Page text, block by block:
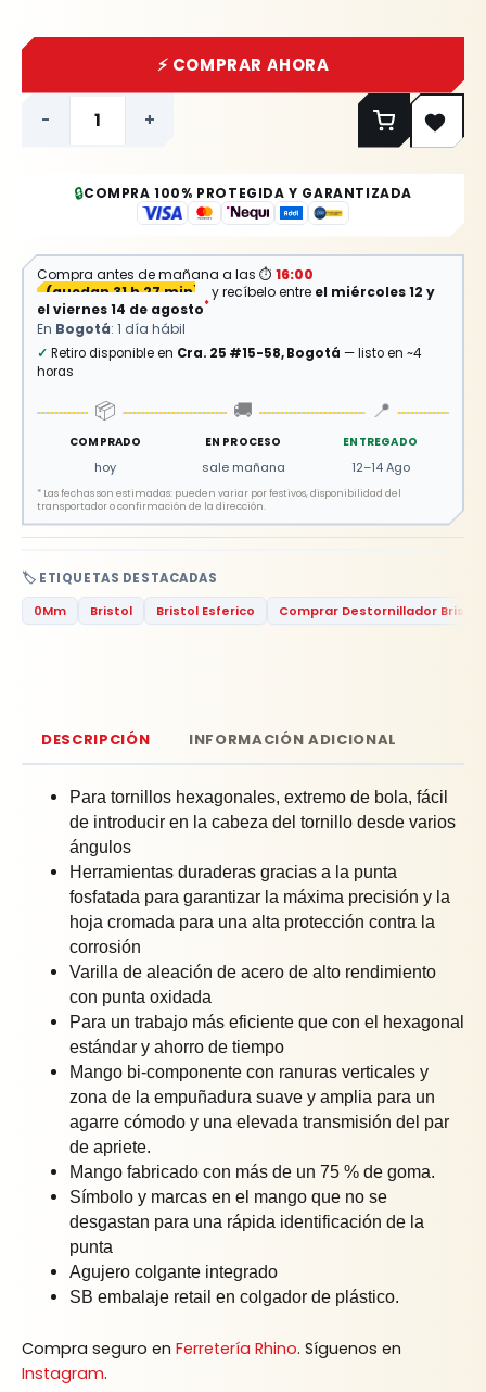
- +
⚡ COMPRAR AHORA
🏷️ ETIQUETAS DESTACADAS
0Mm
Bristol Bristol Esferico Comprar Destornillador Bristol
🔒COMPRA 100% PROTEGIDA Y GARANTIZADA
Compra antes de mañana a las ⏱ 16:00
(quedan 31 h 27 min) y recíbelo entre el miércoles 12 y
el viernes 14 de agosto*
En Bogotá: 1 día hábil
✓ Retiro disponible en Cra. 25 #15-58, Bogotá — listo en ~4
horas
📦
COMPRADO
hoy
🚚
EN PROCESO
sale mañana
📍
ENTREGADO
12–14 Ago
* Las fechas son estimadas: pueden variar por festivos, disponibilidad del
transportador o confirmación de la dirección.
DESCRIPCIÓN INFORMACIÓN ADICIONAL
Para tornillos hexagonales, extremo de bola, fácil
de introducir en la cabeza del tornillo desde varios
ángulos
Herramientas duraderas gracias a la punta
fosfatada para garantizar la máxima precisión y la
hoja cromada para una alta protección contra la
corrosión
Varilla de aleación de acero de alto rendimiento
con punta oxidada
Para un trabajo más eficiente que con el hexagonal
estándar y ahorro de tiempo
Mango bi-componente con ranuras verticales y
zona de la empuñadura suave y amplia para un
agarre cómodo y una elevada transmisión del par
de apriete.
Mango fabricado con más de un 75 % de goma.
Símbolo y marcas en el mango que no se
desgastan para una rápida identificación de la
punta
Agujero colgante integrado
SB embalaje retail en colgador de plástico.
Compra seguro en Ferretería Rhino. Síguenos en
Instagram.